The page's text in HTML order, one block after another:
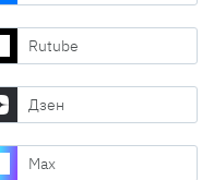
Rutube
Дзен
Max